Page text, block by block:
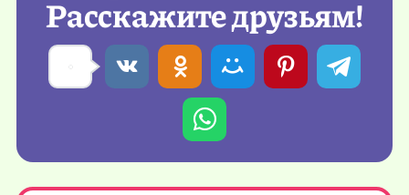
Расскажите друзьям!